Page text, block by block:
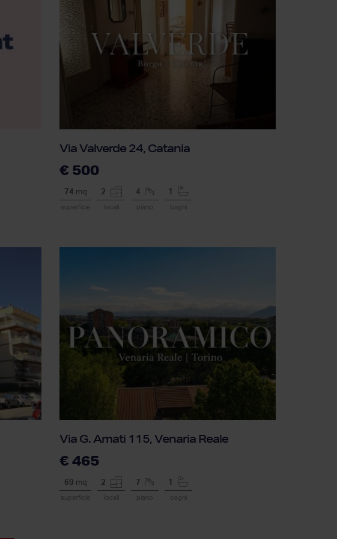
Via Valverde 24, Catania
€ 500
74 mq
superficie
2
locali
4
piano
1
bagni
Via G. Amati 115, Venaria Reale
€ 465
69 mq
superficie
2
locali
7
piano
1
bagni